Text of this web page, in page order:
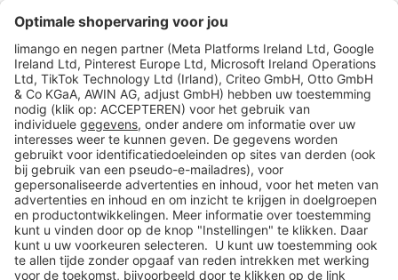
limango
Veilig winkelen
Klantenservice
Shop
Acties